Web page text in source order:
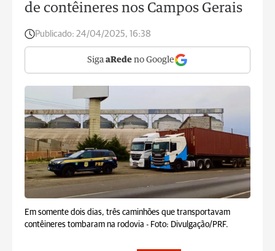
de contêineres nos Campos Gerais
Publicado: 24/04/2025, 16:38
Siga aRede no Google
Em somente dois dias, três caminhões que transportavam
contêineres tombaram na rodovia - Foto: Divulgação/PRF.